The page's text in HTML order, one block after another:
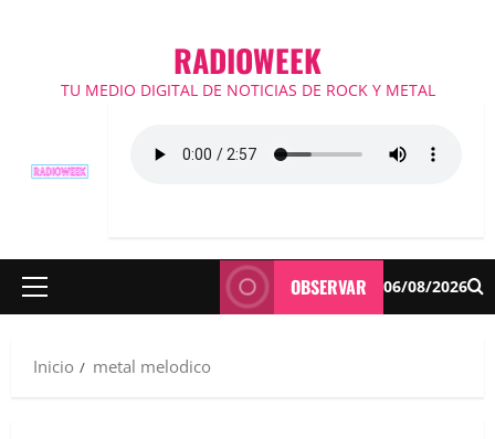
RADIOWEEK
TU MEDIO DIGITAL DE NOTICIAS DE ROCK Y METAL
Menú
OBSERVAR 06/08/2026
Inicio metal melodico